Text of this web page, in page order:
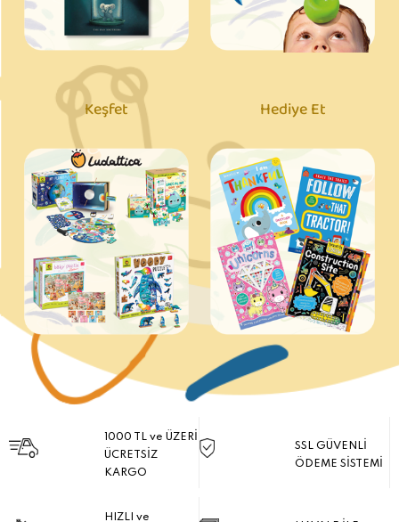
Keşfet Hediye Et
1000 TL ve ÜZERİ
ÜCRETSİZ
KARGO
SSL GÜVENLİ
ÖDEME SİSTEMİ
HIZLI ve